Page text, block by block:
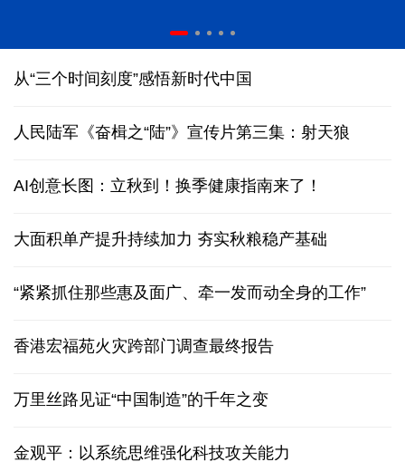
从“三个时间刻度”感悟新时代中国
人民陆军《奋楫之“陆”》宣传片第三集：射天狼
AI创意长图：立秋到！换季健康指南来了！
大面积单产提升持续加力 夯实秋粮稳产基础
“紧紧抓住那些惠及面广、牵一发而动全身的工作”
香港宏福苑火灾跨部门调查最终报告
万里丝路见证“中国制造”的千年之变
金观平：以系统思维强化科技攻关能力